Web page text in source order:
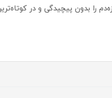
را بدون پیچیدگی و در